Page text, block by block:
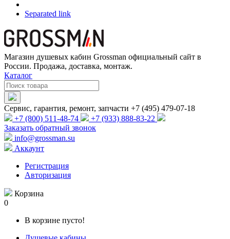
Separated link
Магазин душевых кабин Grossman официальный сайт в
России. Продажа, доставка, монтаж.
Каталог
Сервис, гарантия, ремонт, запчасти +7 (495) 479-07-18
+7 (800) 511-48-74
+7 (933) 888-83-22
Заказать обратный звонок
info@grossman.su
Аккаунт
Регистрация
Авторизация
Корзина
0
В корзине пусто!